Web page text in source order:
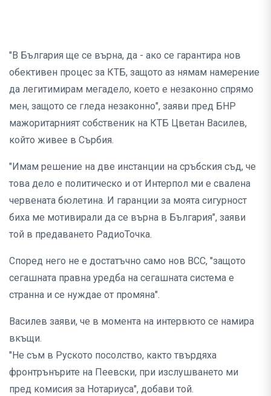
"В България ще се върна, да - ако се гарантира нов
обективен процес за КТБ, защото аз нямам намерение
да легитимирам мегадело, което е незаконно спрямо
мен, защото се гледа незаконно", заяви пред БНР
мажоритарният собственик на КТБ Цветан Василев,
който живее в Сърбия.
"Имам решение на две инстанции на сръбския съд, че
това дело е политическо и от Интерпол ми е свалена
червената бюлетина. И гаранции за моята сигурност
биха ме мотивирали да се върна в България", заяви
той в предаването РадиоТочка.
Според него не е достатъчно само нов ВСС, "защото
сегашната правна уредба на сегашната система е
странна и се нуждае от промяна".
Василев заяви, че в момента на интервюто се намира
вкъщи.
"Не съм в Руското посолство, както твърдяха
фронтрънърите на Пеевски, при изслушването ми
пред комисия за Нотариуса", добави той.